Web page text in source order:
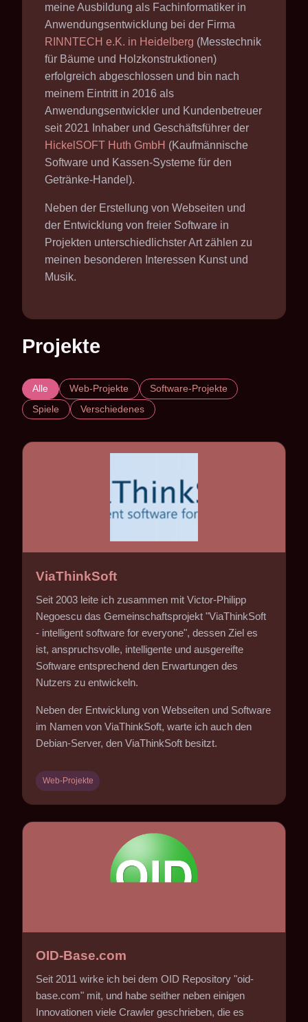
meine Ausbildung als Fachinformatiker in
Anwendungsentwicklung bei der Firma
RINNTECH e.K. in Heidelberg (Messtechnik
für Bäume und Holzkonstruktionen)
erfolgreich abgeschlossen und bin nach
meinem Eintritt in 2016 als
Anwendungsentwickler und Kundenbetreuer
seit 2021 Inhaber und Geschäftsführer der
HickelSOFT Huth GmbH (Kaufmännische
Software und Kassen-Systeme für den
Getränke-Handel).
Neben der Erstellung von Webseiten und
der Entwicklung von freier Software in
Projekten unterschiedlichster Art zählen zu
meinen besonderen Interessen Kunst und
Musik.
Projekte
Alle Web-Projekte
Software-Projekte
Spiele
Verschiedenes
ViaThinkSoft
Seit 2003 leite ich zusammen mit Victor-Philipp
Negoescu das Gemeinschaftsprojekt "ViaThinkSoft
- intelligent software for everyone", dessen Ziel es
ist, anspruchsvolle, intelligente und ausgereifte
Software entsprechend den Erwartungen des
Nutzers zu entwickeln.
Neben der Entwicklung von Webseiten und Software
im Namen von ViaThinkSoft, warte ich auch den
Debian-Server, den ViaThinkSoft besitzt.
Web-Projekte
OID-Base.com
Seit 2011 wirke ich bei dem OID Repository "oid-
base.com" mit, und habe seither neben einigen
Innovationen viele Crawler geschrieben, die es